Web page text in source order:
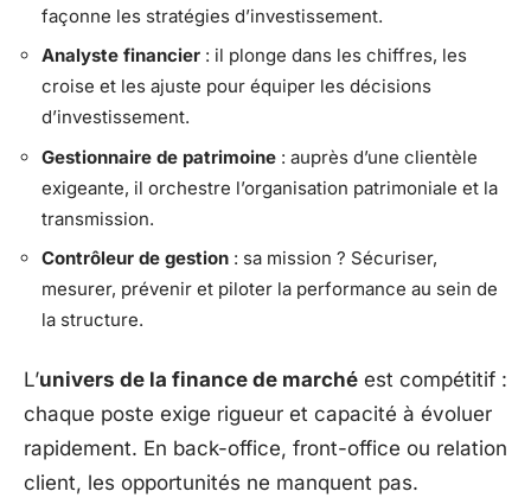
façonne les stratégies d’investissement.
Analyste financier : il plonge dans les chiffres, les
croise et les ajuste pour équiper les décisions
d’investissement.
Gestionnaire de patrimoine : auprès d’une clientèle
exigeante, il orchestre l’organisation patrimoniale et la
transmission.
Contrôleur de gestion : sa mission ? Sécuriser,
mesurer, prévenir et piloter la performance au sein de
la structure.
L’univers de la finance de marché est compétitif :
chaque poste exige rigueur et capacité à évoluer
rapidement. En back-office, front-office ou relation
client, les opportunités ne manquent pas.